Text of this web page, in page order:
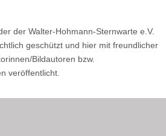
der Walter-Hohmann-Sternwarte e.V.
geschützt und hier mit freundlicher
Bildautoren bzw.
veröffentlicht.